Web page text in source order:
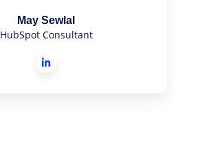
May Sewlal
HubSpot Consultant